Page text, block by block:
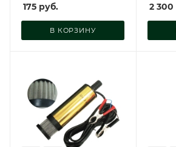
175 руб.
В КОРЗИНУ
2 300